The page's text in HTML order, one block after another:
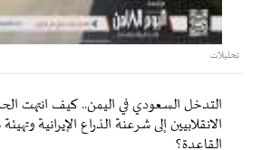
تحليلات
التدخل السعودي في اليمن.. كيف انتهت
الانقلابيين إلى شرعنة الذراع الإيرانية
القاعدة؟